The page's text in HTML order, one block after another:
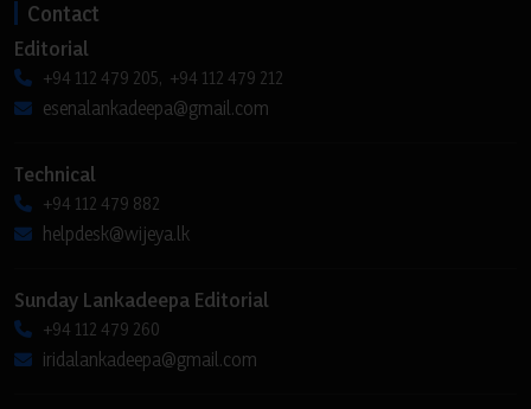
Contact
Editorial
+94 112 479 205, +94 112 479 212
esenalankadeepa@gmail.com
Technical
+94 112 479 882
helpdesk@wijeya.lk
Sunday Lankadeepa Editorial
+94 112 479 260
iridalankadeepa@gmail.com